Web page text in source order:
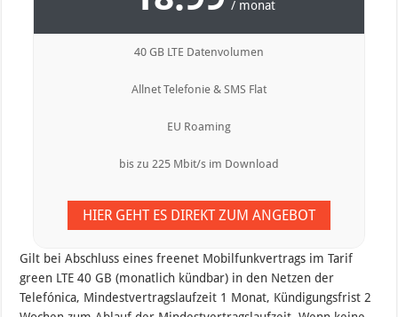
/ monat
40 GB LTE Datenvolumen
Allnet Telefonie & SMS Flat
EU Roaming
bis zu 225 Mbit/s im Download
HIER GEHT ES DIREKT ZUM ANGEBOT
Gilt bei Abschluss eines freenet Mobilfunkvertrags im Tarif
green LTE 40 GB (monatlich kündbar) in den Netzen der
Telefónica, Mindestvertragslaufzeit 1 Monat, Kündigungsfrist 2